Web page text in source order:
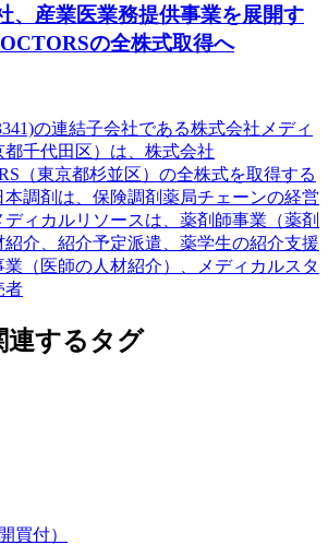
、産業医業務提供事業を展開す
の全株式取得へ
の連結子会社である株式会社メディ
千代田区）は、株式会社
（東京都杉並区）の全株式を取得する
本調剤は、保険調剤薬局チェーンの経営
ィカルリソースは、薬剤師事業（薬剤
介、紹介予定派遣、薬学生の紹介支援
（医師の人材紹介）、メディカルスタ
者
連するタグ
買付）